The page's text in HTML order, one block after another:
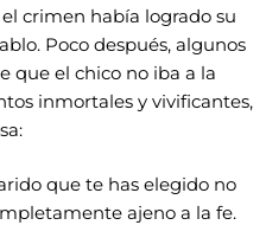
crimen había logrado su
Poco después, algunos
que el chico no iba a la
inmortales y vivificantes,
que te has elegido no
ajeno a la fe.